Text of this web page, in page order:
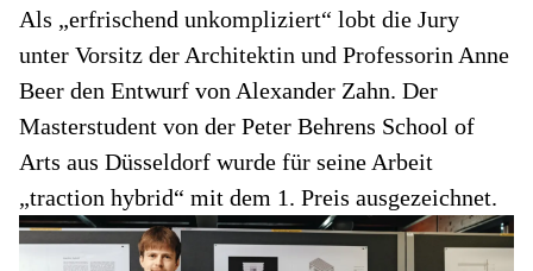
Als „erfrischend unkompliziert“ lobt die Jury
unter Vorsitz der Architektin und Professorin Anne
Beer den Entwurf von Alexander Zahn. Der
Masterstudent von der Peter Behrens School of
Arts aus Düsseldorf wurde für seine Arbeit
„traction hybrid“ mit dem 1. Preis ausgezeichnet.